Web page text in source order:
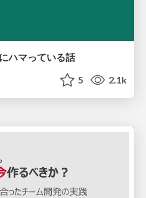
ハマっている話
5 2.1k